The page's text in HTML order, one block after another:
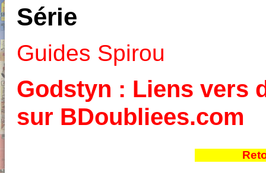
Série
Guides Spirou
Godstyn : Liens vers
sur BDoubliees.com